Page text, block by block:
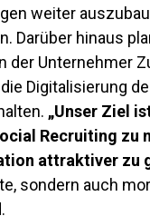
weiter
Darüber hinaus
der Unternehmer
Digitalisierung
„Unser Ziel
Recruiting zu
attraktiver zu
sondern auch